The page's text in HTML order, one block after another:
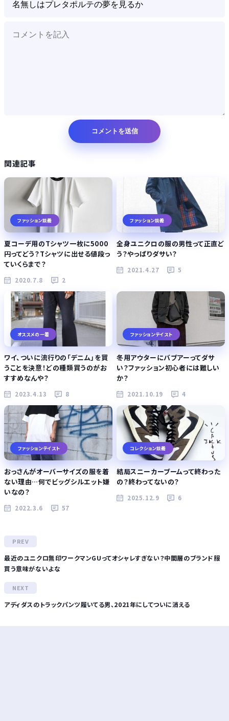
関連記事
ファッション談義
夏コーデ用のTシャツ一枚に5000
円ってどう？Tシャツに出せる値段っ
ていくらまで？
2020.7.8 2
ファッション談義
全身ユニクロの服の男性って正直ど
う？やっぱりダサい？
2021.4.27 5
オススメの一着
ワイ、ついに流行りの「デニム」を買
うことを決意！どの種類買うのがお
すすめなんや？
2023.4.13 8
ファッションテイスト
冬用アウターにバブアーってダサ
い？ファッション初心者には難しい
か？
2021.10.19 4
ファッションテイスト
おっさんがオーバーサイズの服を着
ない理由…何でビッグシルエット嫌
いなの？
2022.3.6 57
コレクション談義
結局スニーカーブームって終わった
の？終わってないの？
2025.12.9 6
最近のユニクロ無印ワークマンGUってオシャレすぎない？中間層のブランド服
買う意味がないよな
アディダスのトラックパンツ履いてる男、2021年にしてついに消える